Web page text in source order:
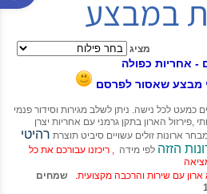
במבצע
מציג
מבצע שאסור לפרסם
כמעט לכל נישה. ניתן לשלב מגירות וסידור פנמי
,פירזול הארון בתקן גרמני עם אחריות יצרן
ארונות זולים עשויים סיביט תוצרת רהיטי
הזזה לפי מידה , ריכזנו עבורכם את כל
ארון עם שירות והרכבה מקצועית. שמחים